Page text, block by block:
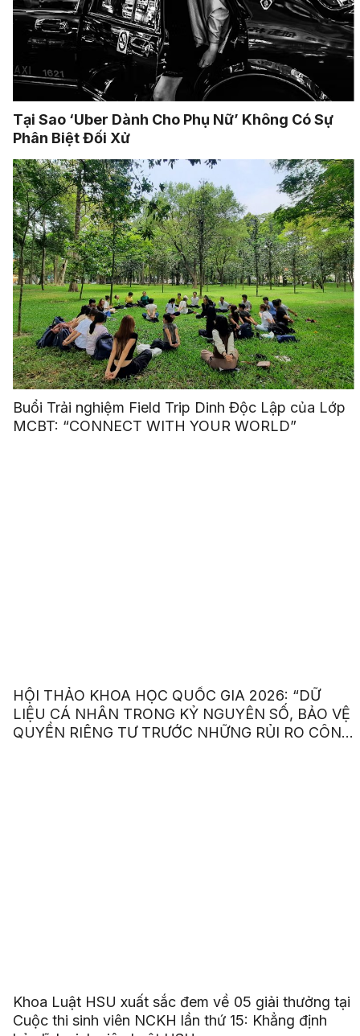
Tại Sao ‘Uber Dành Cho Phụ Nữ’ Không Có Sự
Phân Biệt Đối Xử
Buổi Trải nghiệm Field Trip Dinh Độc Lập của Lớp
MCBT: “CONNECT WITH YOUR WORLD”
HỘI THẢO KHOA HỌC QUỐC GIA 2026: “DỮ
LIỆU CÁ NHÂN TRONG KỶ NGUYÊN SỐ, BẢO VỆ
QUYỀN RIÊNG TƯ TRƯỚC NHỮNG RỦI RO CÔNG
Khoa Luật HSU xuất sắc đem về 05 giải thưởng tại
Cuộc thi sinh viên NCKH lần thứ 15: Khẳng định